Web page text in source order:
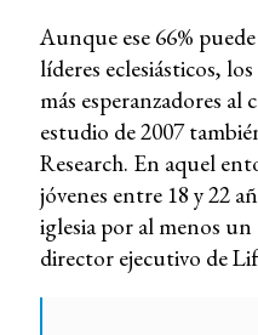
Aunque ese 66%
líderes eclesiásticos,
más esperanzadores
estudio de 2007
Research. En aquel
jóvenes entre 18 y 22
iglesia por al menos
director ejecutivo de